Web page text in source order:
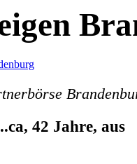
42 Jahre, aus